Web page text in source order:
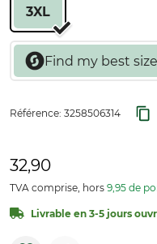
3XL
Référence: 3258506314
32,90
TVA comprise, hors 9,95 de
Livrable en 3-5 jours